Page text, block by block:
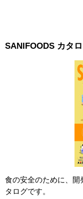
SANIFOODS カタ
食の安全のために、開
タログです。